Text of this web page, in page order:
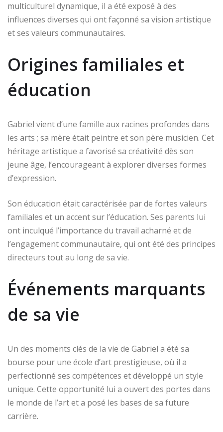
multiculturel dynamique, il a été exposé à des
influences diverses qui ont façonné sa vision artistique
et ses valeurs communautaires.
Origines familiales et
éducation
Gabriel vient d’une famille aux racines profondes dans
les arts ; sa mère était peintre et son père musicien. Cet
héritage artistique a favorisé sa créativité dès son
jeune âge, l’encourageant à explorer diverses formes
d’expression.
Son éducation était caractérisée par de fortes valeurs
familiales et un accent sur l’éducation. Ses parents lui
ont inculqué l’importance du travail acharné et de
l’engagement communautaire, qui ont été des principes
directeurs tout au long de sa vie.
Événements marquants
de sa vie
Un des moments clés de la vie de Gabriel a été sa
bourse pour une école d’art prestigieuse, où il a
perfectionné ses compétences et développé un style
unique. Cette opportunité lui a ouvert des portes dans
le monde de l’art et a posé les bases de sa future
carrière.